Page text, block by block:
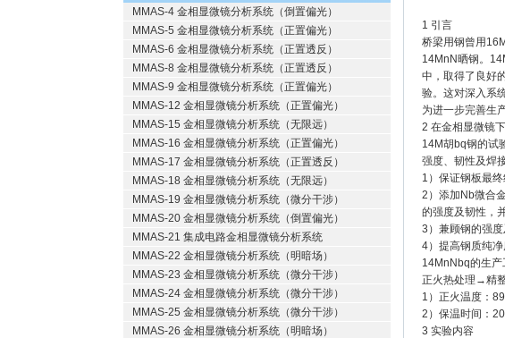
MMAS-4 金相显微镜分析系统（倒置偏光）
MMAS-5 金相显微镜分析系统（正置偏光）
MMAS-6 金相显微镜分析系统（正置透反）
MMAS-8 金相显微镜分析系统（正置透反）
MMAS-9 金相显微镜分析系统（正置偏光）
MMAS-12 金相显微镜分析系统（正置偏光）
MMAS-15 金相显微镜分析系统（无限远）
MMAS-16 金相显微镜分析系统（正置偏光）
MMAS-17 金相显微镜分析系统（正置透反）
MMAS-18 金相显微镜分析系统（无限远）
MMAS-19 金相显微镜分析系统（微分干涉）
MMAS-20 金相显微镜分析系统（倒置偏光）
MMAS-21 集成电路金相显微镜分析系统
MMAS-22 金相显微镜分析系统（明暗场）
MMAS-23 金相显微镜分析系统（微分干涉）
MMAS-24 金相显微镜分析系统（微分干涉）
MMAS-25 金相显微镜分析系统（微分干涉）
MMAS-26 金相显微镜分析系统（明暗场）
1 引言
桥梁用钢曾用
14MnN晒钢。
中，取得了良好
验。这对深入系
为进一步完善生
2 在金相显微镜
14M胡bq钢的试
强度、韧性及焊
1）保证钢板最
2）添加Nb微合
的强度及韧性，
3）兼顾钢的强
4）提高钢质纯
14MnNbq的生
正火热处理→精
1）正火温度：
2）保温时间：
3 实验内容